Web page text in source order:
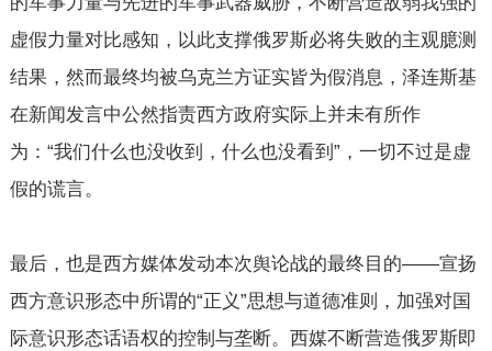
虚假力量对比感知，以此支撑俄罗斯必将失败的主观臆测
结果，然而最终均被乌克兰方证实皆为假消息，泽连斯基
在新闻发言中公然指责西方政府实际上并未有所作
为：“我们什么也没收到，什么也没看到”，一切不过是虚
假的谎言。
最后，也是西方媒体发动本次舆论战的最终目的——宣扬
西方意识形态中所谓的“正义”思想与道德准则，加强对国
际意识形态话语权的控制与垄断。西媒不断营造俄罗斯即